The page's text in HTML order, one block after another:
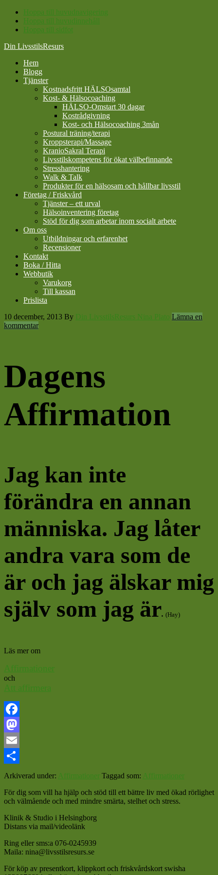
Hoppa till huvudnavigering
Hoppa till huvudinnehåll
Hoppa till sidfot
Din LivsstilsResurs
Hem
Blogg
Tjänster
Kostnadsfritt HÄLSOsamtal
Kost- & Hälsocoaching
HÄLSO-Omstart 30 dagar
Kostrådgivning
Kost- och Hälsocoaching 3mån
Postural träning/terapi
Kroppsterapi/Massage
KranioSakral Terapi
Livsstilskompetens för ökat välbefinnande
Stresshantering
Walk & Talk
Produkter för en hälsosam och hållbar livsstil
Företag / Friskvård
Tjänster – ett urval
Hälsoinventering företag
Stöd för dig som arbetar inom socialt arbete
Om oss
Utbildningar och erfarenhet
Recensioner
Kontakt
Boka / Hitta
Webbutik
Varukorg
Till kassan
Prislista
10 december, 2013 By Din LivsstilsResurs Nina Plato Lämna en
kommentar
Dagens
Affirmation
Jag kan inte
förändra en annan
människa. Jag låter
andra vara som de
är och jag älskar mig
själv som jag är. (Hay)
Läs mer om
Affirmationer
och
Att affirmera
Facebook
Mastodon
Email
Dela
Arkiverad under: Affirmationer Taggad som: Affirmationer
För dig som vill ha hjälp och stöd till ett bättre liv med ökad rörlighet
och välmående och med mindre smärta, stelhet och stress.
Klinik & Studio i Helsingborg
Distans via mail/videolänk
Ring eller sms:a 076-0245939
Maila: nina@livsstilsresurs.se
För köp av presentkort, klippkort och friskvårdskort swisha